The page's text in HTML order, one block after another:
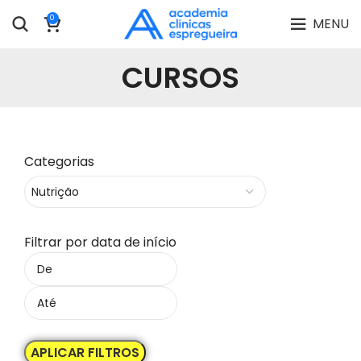
0 MENU
CURSOS
Categorias
Filtrar por data de início
APLICAR FILTROS